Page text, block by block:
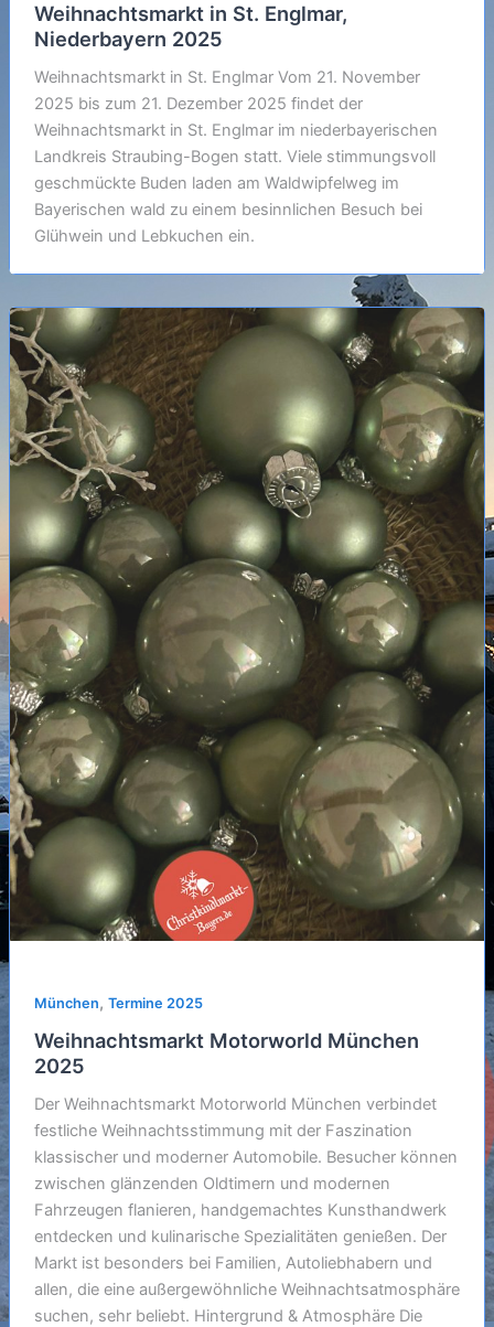
Weihnachtsmarkt in St. Englmar,
Niederbayern 2025
Weihnachtsmarkt in St. Englmar Vom 21. November
2025 bis zum 21. Dezember 2025 findet der
Weihnachtsmarkt in St. Englmar im niederbayerischen
Landkreis Straubing-Bogen statt. Viele stimmungsvoll
geschmückte Buden laden am Waldwipfelweg im
Bayerischen wald zu einem besinnlichen Besuch bei
Glühwein und Lebkuchen ein.
München, Termine 2025
Weihnachtsmarkt Motorworld München
2025
Der Weihnachtsmarkt Motorworld München verbindet
festliche Weihnachtsstimmung mit der Faszination
klassischer und moderner Automobile. Besucher können
zwischen glänzenden Oldtimern und modernen
Fahrzeugen flanieren, handgemachtes Kunsthandwerk
entdecken und kulinarische Spezialitäten genießen. Der
Markt ist besonders bei Familien, Autoliebhabern und
allen, die eine außergewöhnliche Weihnachtsatmosphäre
suchen, sehr beliebt. Hintergrund & Atmosphäre Die